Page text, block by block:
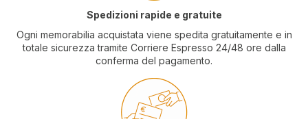
Spedizioni rapide e gratuite
Ogni memorabilia acquistata viene spedita gratuitamente e in
totale sicurezza tramite Corriere Espresso 24/48 ore dalla
conferma del pagamento.